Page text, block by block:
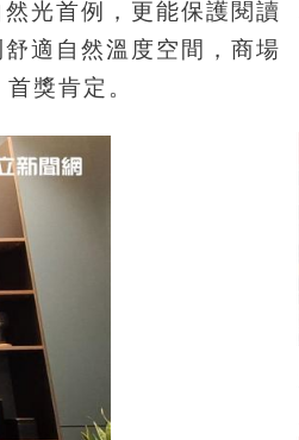
光首例，更能保護閱讀
適自然溫度空間，商場
獎肯定。